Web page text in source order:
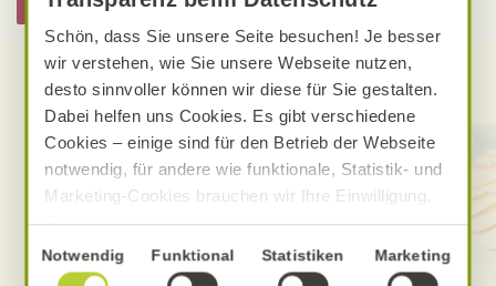
Schön, dass Sie unsere Seite besuchen! Je besser
wir verstehen, wie Sie unsere Webseite nutzen,
desto sinnvoller können wir diese für Sie gestalten.
Dabei helfen uns Cookies. Es gibt verschiedene
Cookies – einige sind für den Betrieb der Webseite
notwendig, für andere wie funktionale, Statistik- und
Marketing-Cookies brauchen wir Ihre Einwilligung.
Das optimale Nutzererlebnis erhalten Sie, wenn Sie
„Alle Cookies erlauben“ anklicken. Ihre Einwilligung
umfasst in diesem Fall auch den Einsatz von
Einwilligungsauswahl
Notwendig Funktional Statistiken Marketing
Hier informieren
Entdecken Sie weitere Rezepte